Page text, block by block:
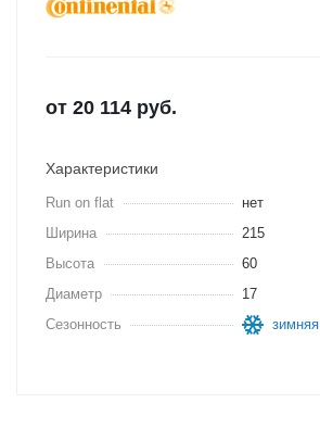
от 20 114 руб.
Характеристики
Run on flat
нет
Ширина
215
Высота
60
Диаметр
17
Сезонность
зимняя